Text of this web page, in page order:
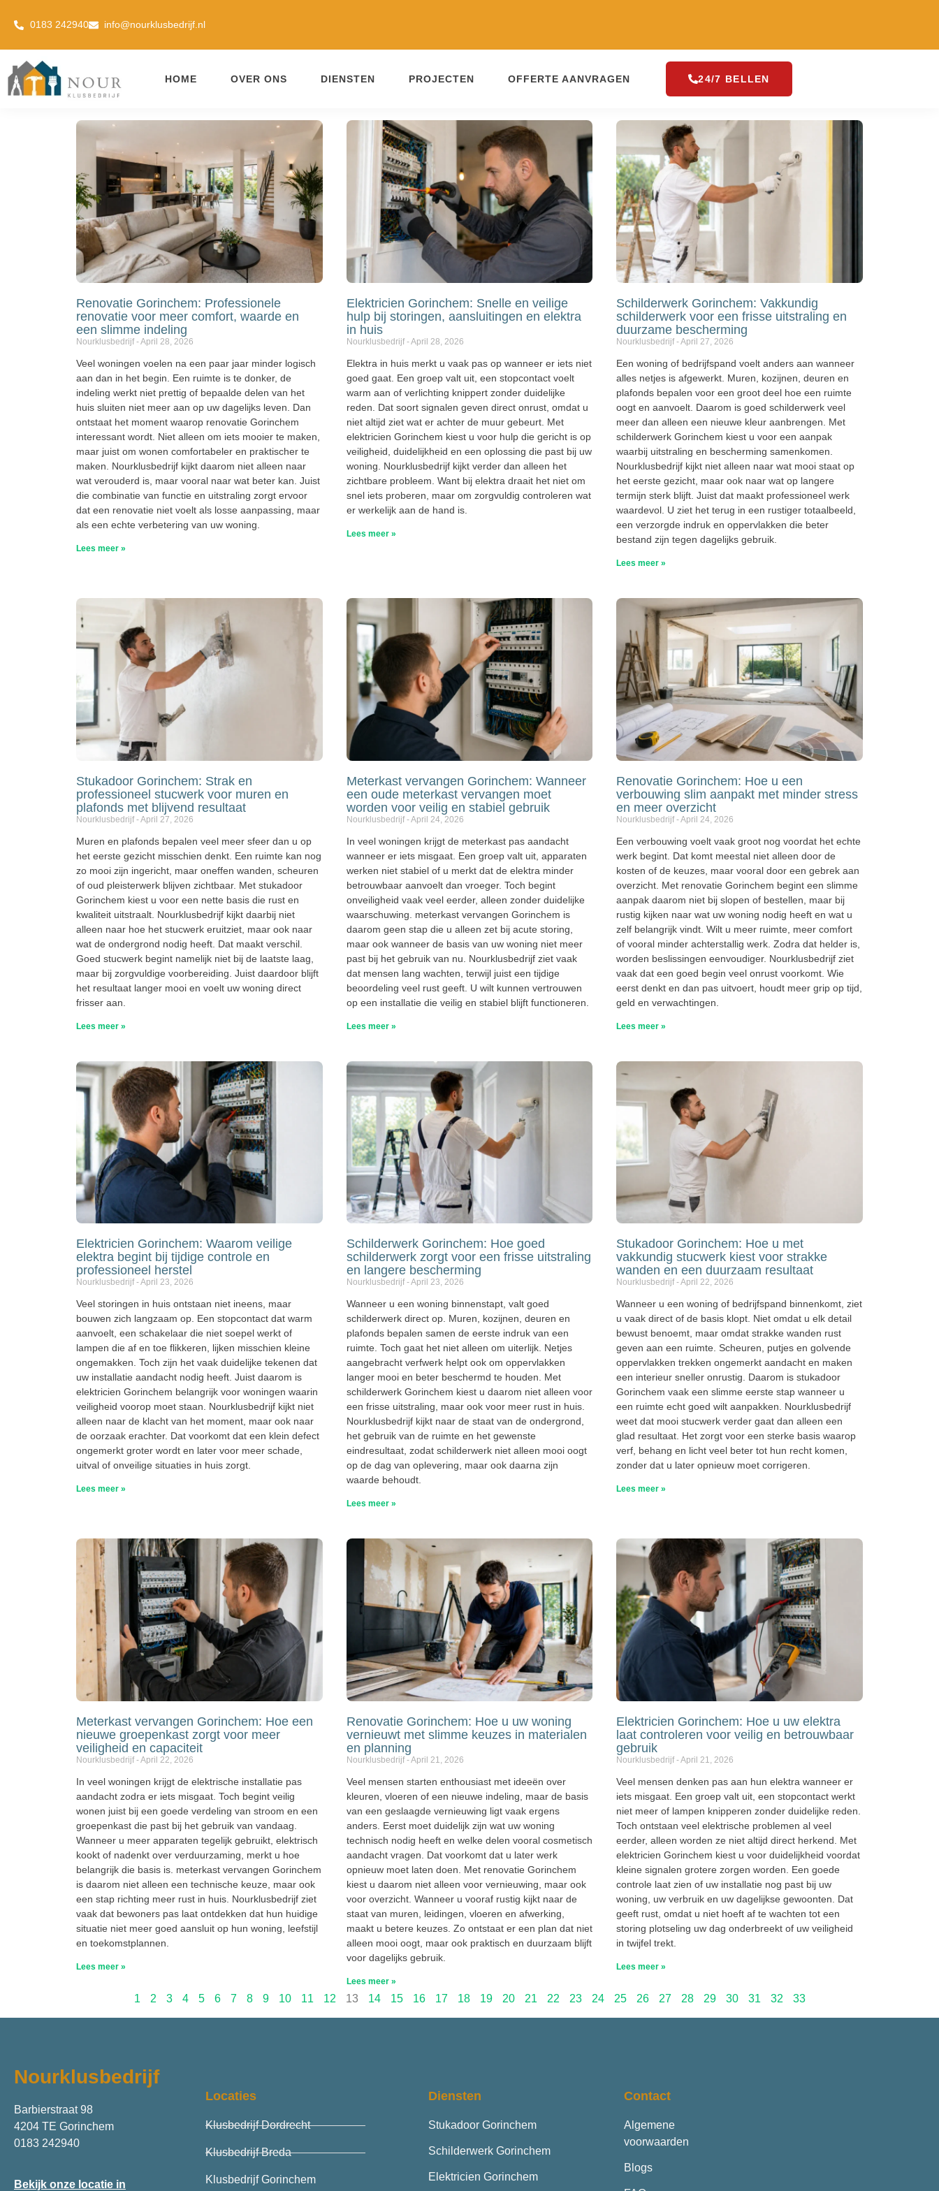
0183 242940 info@nourklusbedrijf.nl
HOME OVER ONS DIENSTEN PROJECTEN OFFERTE AANVRAGEN 24/7 BELLEN
Renovatie Gorinchem: Professionele
renovatie voor meer comfort, waarde en
een slimme indeling
Nourklusbedrijf April 28, 2026
Veel woningen voelen na een paar jaar minder logisch
aan dan in het begin. Een ruimte is te donker, de
indeling werkt niet prettig of bepaalde delen van het
huis sluiten niet meer aan op uw dagelijks leven. Dan
ontstaat het moment waarop renovatie Gorinchem
interessant wordt. Niet alleen om iets mooier te maken,
maar juist om wonen comfortabeler en praktischer te
maken. Nourklusbedrijf kijkt daarom niet alleen naar
wat verouderd is, maar vooral naar wat beter kan. Juist
die combinatie van functie en uitstraling zorgt ervoor
dat een renovatie niet voelt als losse aanpassing, maar
als een echte verbetering van uw woning.
Lees meer »
Elektricien Gorinchem: Snelle en veilige
hulp bij storingen, aansluitingen en elektra
in huis
Nourklusbedrijf April 28, 2026
Elektra in huis merkt u vaak pas op wanneer er iets niet
goed gaat. Een groep valt uit, een stopcontact voelt
warm aan of verlichting knippert zonder duidelijke
reden. Dat soort signalen geven direct onrust, omdat u
niet altijd ziet wat er achter de muur gebeurt. Met
elektricien Gorinchem kiest u voor hulp die gericht is op
veiligheid, duidelijkheid en een oplossing die past bij uw
woning. Nourklusbedrijf kijkt verder dan alleen het
zichtbare probleem. Want bij elektra draait het niet om
snel iets proberen, maar om zorgvuldig controleren wat
er werkelijk aan de hand is.
Lees meer »
Schilderwerk Gorinchem: Vakkundig
schilderwerk voor een frisse uitstraling en
duurzame bescherming
Nourklusbedrijf April 27, 2026
Een woning of bedrijfspand voelt anders aan wanneer
alles netjes is afgewerkt. Muren, kozijnen, deuren en
plafonds bepalen voor een groot deel hoe een ruimte
oogt en aanvoelt. Daarom is goed schilderwerk veel
meer dan alleen een nieuwe kleur aanbrengen. Met
schilderwerk Gorinchem kiest u voor een aanpak
waarbij uitstraling en bescherming samenkomen.
Nourklusbedrijf kijkt niet alleen naar wat mooi staat op
het eerste gezicht, maar ook naar wat op langere
termijn sterk blijft. Juist dat maakt professioneel werk
waardevol. U ziet het terug in een rustiger totaalbeeld,
een verzorgde indruk en oppervlakken die beter
bestand zijn tegen dagelijks gebruik.
Lees meer »
Stukadoor Gorinchem: Strak en
professioneel stucwerk voor muren en
plafonds met blijvend resultaat
Nourklusbedrijf April 27, 2026
Muren en plafonds bepalen veel meer sfeer dan u op
het eerste gezicht misschien denkt. Een ruimte kan nog
zo mooi zijn ingericht, maar oneffen wanden, scheuren
of oud pleisterwerk blijven zichtbaar. Met stukadoor
Gorinchem kiest u voor een nette basis die rust en
kwaliteit uitstraalt. Nourklusbedrijf kijkt daarbij niet
alleen naar hoe het stucwerk eruitziet, maar ook naar
wat de ondergrond nodig heeft. Dat maakt verschil.
Goed stucwerk begint namelijk niet bij de laatste laag,
maar bij zorgvuldige voorbereiding. Juist daardoor blijft
het resultaat langer mooi en voelt uw woning direct
frisser aan.
Lees meer »
Meterkast vervangen Gorinchem: Wanneer
een oude meterkast vervangen moet
worden voor veilig en stabiel gebruik
Nourklusbedrijf April 24, 2026
In veel woningen krijgt de meterkast pas aandacht
wanneer er iets misgaat. Een groep valt uit, apparaten
werken niet stabiel of u merkt dat de elektra minder
betrouwbaar aanvoelt dan vroeger. Toch begint
onveiligheid vaak veel eerder, alleen zonder duidelijke
waarschuwing. meterkast vervangen Gorinchem is
daarom geen stap die u alleen zet bij acute storing,
maar ook wanneer de basis van uw woning niet meer
past bij het gebruik van nu. Nourklusbedrijf ziet vaak
dat mensen lang wachten, terwijl juist een tijdige
beoordeling veel rust geeft. U wilt kunnen vertrouwen
op een installatie die veilig en stabiel blijft functioneren.
Lees meer »
Renovatie Gorinchem: Hoe u een
verbouwing slim aanpakt met minder stress
en meer overzicht
Nourklusbedrijf April 24, 2026
Een verbouwing voelt vaak groot nog voordat het echte
werk begint. Dat komt meestal niet alleen door de
kosten of de keuzes, maar vooral door een gebrek aan
overzicht. Met renovatie Gorinchem begint een slimme
aanpak daarom niet bij slopen of bestellen, maar bij
rustig kijken naar wat uw woning nodig heeft en wat u
zelf belangrijk vindt. Wilt u meer ruimte, meer comfort
of vooral minder achterstallig werk. Zodra dat helder is,
worden beslissingen eenvoudiger. Nourklusbedrijf ziet
vaak dat een goed begin veel onrust voorkomt. Wie
eerst denkt en dan pas uitvoert, houdt meer grip op tijd,
geld en verwachtingen.
Lees meer »
Elektricien Gorinchem: Waarom veilige
elektra begint bij tijdige controle en
professioneel herstel
Nourklusbedrijf April 23, 2026
Veel storingen in huis ontstaan niet ineens, maar
bouwen zich langzaam op. Een stopcontact dat warm
aanvoelt, een schakelaar die niet soepel werkt of
lampen die af en toe flikkeren, lijken misschien kleine
ongemakken. Toch zijn het vaak duidelijke tekenen dat
uw installatie aandacht nodig heeft. Juist daarom is
elektricien Gorinchem belangrijk voor woningen waarin
veiligheid voorop moet staan. Nourklusbedrijf kijkt niet
alleen naar de klacht van het moment, maar ook naar
de oorzaak erachter. Dat voorkomt dat een klein defect
ongemerkt groter wordt en later voor meer schade,
uitval of onveilige situaties in huis zorgt.
Lees meer »
Schilderwerk Gorinchem: Hoe goed
schilderwerk zorgt voor een frisse uitstraling
en langere bescherming
Nourklusbedrijf April 23, 2026
Wanneer u een woning binnenstapt, valt goed
schilderwerk direct op. Muren, kozijnen, deuren en
plafonds bepalen samen de eerste indruk van een
ruimte. Toch gaat het niet alleen om uiterlijk. Netjes
aangebracht verfwerk helpt ook om oppervlakken
langer mooi en beter beschermd te houden. Met
schilderwerk Gorinchem kiest u daarom niet alleen voor
een frisse uitstraling, maar ook voor meer rust in huis.
Nourklusbedrijf kijkt naar de staat van de ondergrond,
het gebruik van de ruimte en het gewenste
eindresultaat, zodat schilderwerk niet alleen mooi oogt
op de dag van oplevering, maar ook daarna zijn
waarde behoudt.
Lees meer »
Stukadoor Gorinchem: Hoe u met
vakkundig stucwerk kiest voor strakke
wanden en een duurzaam resultaat
Nourklusbedrijf April 22, 2026
Wanneer u een woning of bedrijfspand binnenkomt, ziet
u vaak direct of de basis klopt. Niet omdat u elk detail
bewust benoemt, maar omdat strakke wanden rust
geven aan een ruimte. Scheuren, putjes en golvende
oppervlakken trekken ongemerkt aandacht en maken
een interieur sneller onrustig. Daarom is stukadoor
Gorinchem vaak een slimme eerste stap wanneer u
een ruimte echt goed wilt aanpakken. Nourklusbedrijf
weet dat mooi stucwerk verder gaat dan alleen een
glad resultaat. Het zorgt voor een sterke basis waarop
verf, behang en licht veel beter tot hun recht komen,
zonder dat u later opnieuw moet corrigeren.
Lees meer »
Meterkast vervangen Gorinchem: Hoe een
nieuwe groepenkast zorgt voor meer
veiligheid en capaciteit
Nourklusbedrijf April 22, 2026
In veel woningen krijgt de elektrische installatie pas
aandacht zodra er iets misgaat. Toch begint veilig
wonen juist bij een goede verdeling van stroom en een
groepenkast die past bij het gebruik van vandaag.
Wanneer u meer apparaten tegelijk gebruikt, elektrisch
kookt of nadenkt over verduurzaming, merkt u hoe
belangrijk die basis is. meterkast vervangen Gorinchem
is daarom niet alleen een technische keuze, maar ook
een stap richting meer rust in huis. Nourklusbedrijf ziet
vaak dat bewoners pas laat ontdekken dat hun huidige
situatie niet meer goed aansluit op hun woning, leefstijl
en toekomstplannen.
Lees meer »
Renovatie Gorinchem: Hoe u uw woning
vernieuwt met slimme keuzes in materialen
en planning
Nourklusbedrijf April 21, 2026
Veel mensen starten enthousiast met ideeën over
kleuren, vloeren of een nieuwe indeling, maar de basis
van een geslaagde vernieuwing ligt vaak ergens
anders. Eerst moet duidelijk zijn wat uw woning
technisch nodig heeft en welke delen vooral cosmetisch
aandacht vragen. Dat voorkomt dat u later werk
opnieuw moet laten doen. Met renovatie Gorinchem
kiest u daarom niet alleen voor vernieuwing, maar ook
voor overzicht. Wanneer u vooraf rustig kijkt naar de
staat van muren, leidingen, vloeren en afwerking,
maakt u betere keuzes. Zo ontstaat er een plan dat niet
alleen mooi oogt, maar ook praktisch en duurzaam blijft
voor dagelijks gebruik.
Lees meer »
Elektricien Gorinchem: Hoe u uw elektra
laat controleren voor veilig en betrouwbaar
gebruik
Nourklusbedrijf April 21, 2026
Veel mensen denken pas aan hun elektra wanneer er
iets misgaat. Een groep valt uit, een stopcontact werkt
niet meer of lampen knipperen zonder duidelijke reden.
Toch ontstaan veel elektrische problemen al veel
eerder, alleen worden ze niet altijd direct herkend. Met
elektricien Gorinchem kiest u voor duidelijkheid voordat
kleine signalen grotere zorgen worden. Een goede
controle laat zien of uw installatie nog past bij uw
woning, uw verbruik en uw dagelijkse gewoonten. Dat
geeft rust, omdat u niet hoeft af te wachten tot een
storing plotseling uw dag onderbreekt of uw veiligheid
in twijfel trekt.
Lees meer »
1 2 3 4 5 6 7 8 9 10 11 12 13 14 15 16 17 18 19 20 21 22 23 24 25 26 27 28 29 30 31 32 33
Nourklusbedrijf
Barbierstraat 98
4204 TE Gorinchem
0183 242940
Bekijk onze locatie in
Locaties
Klusbedrijf Dordrecht
Klusbedrijf Breda
Klusbedrijf Gorinchem
Diensten
Stukadoor Gorinchem
Schilderwerk Gorinchem
Elektricien Gorinchem
Contact
Algemene
voorwaarden
Blogs